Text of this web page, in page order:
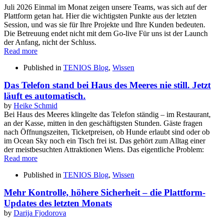
Juli 2026 Einmal im Monat zeigen unsere Teams, was sich auf der
Plattform getan hat. Hier die wichtigsten Punkte aus der letzten
Session, und was sie für Ihre Projekte und Ihre Kunden bedeuten.
Die Betreuung endet nicht mit dem Go-live Für uns ist der Launch
der Anfang, nicht der Schluss.
Read more
Published in TENIOS Blog, Wissen
Das Telefon stand bei Haus des Meeres nie still. Jetzt
läuft es automatisch.
by Heike Schmid
Bei Haus des Meeres klingelte das Telefon ständig – im Restaurant,
an der Kasse, mitten in den geschäftigsten Stunden. Gäste fragen
nach Öffnungszeiten, Ticketpreisen, ob Hunde erlaubt sind oder ob
im Ocean Sky noch ein Tisch frei ist. Das gehört zum Alltag einer
der meistbesuchten Attraktionen Wiens. Das eigentliche Problem:
Read more
Published in TENIOS Blog, Wissen
Mehr Kontrolle, höhere Sicherheit – die Plattform-
Updates des letzten Monats
by Darija Fjodorova
Tenios Support